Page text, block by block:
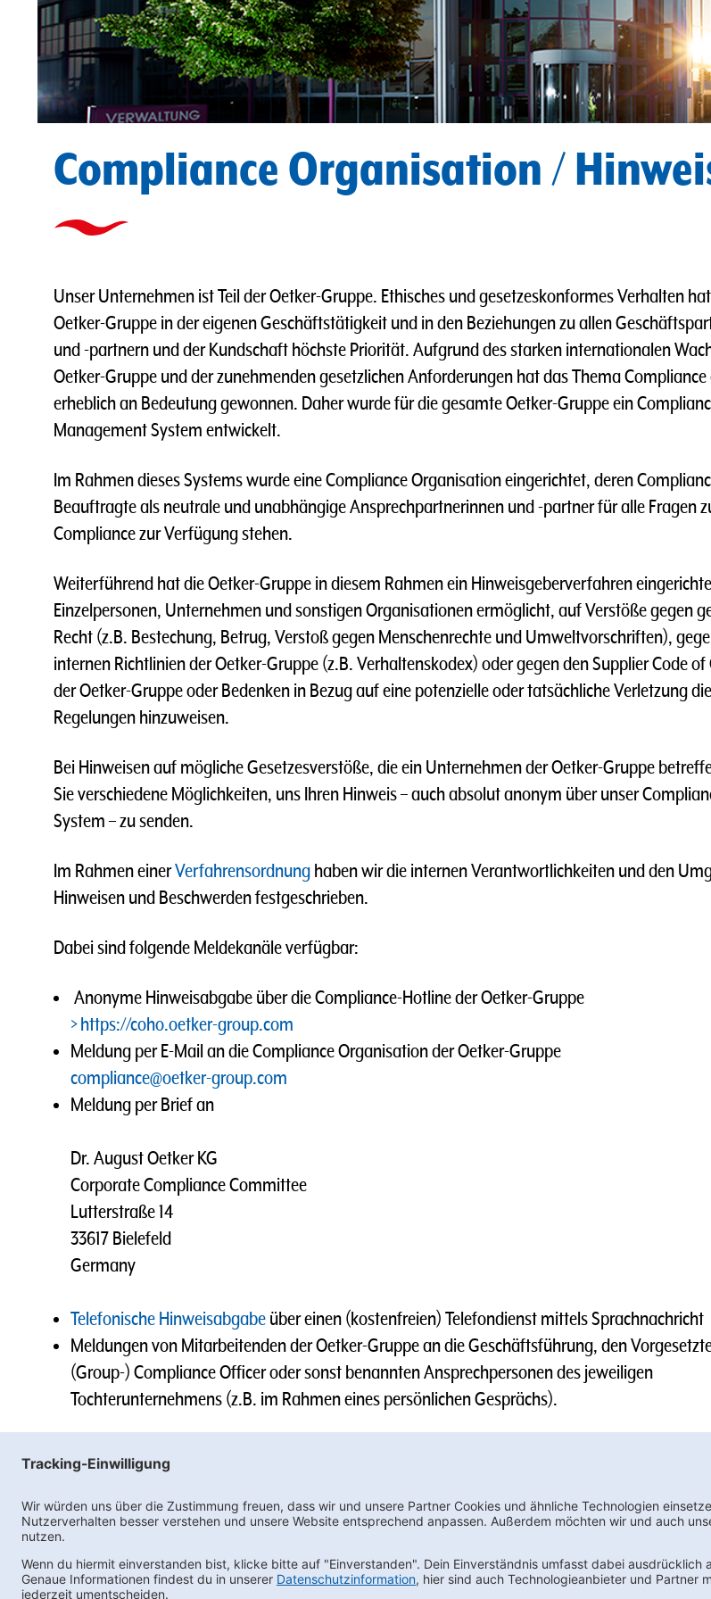
Compliance Organisation /
Unser Unternehmen ist Teil der Oetker-Gruppe. Ethisches und gesetzeskonformes Verhalten
Oetker-Gruppe in der eigenen Geschäftstätigkeit und in den Beziehungen zu allen
und -partnern und der Kundschaft höchste Priorität. Aufgrund des starken internationalen
Oetker-Gruppe und der zunehmenden gesetzlichen Anforderungen hat das Thema
erheblich an Bedeutung gewonnen. Daher wurde für die gesamte Oetker-Gruppe ein
Management System entwickelt.
Im Rahmen dieses Systems wurde eine Compliance Organisation eingerichtet, deren
Beauftragte als neutrale und unabhängige Ansprechpartnerinnen und -partner für alle Fragen
Compliance zur Verfügung stehen.
Weiterführend hat die Oetker-Gruppe in diesem Rahmen ein Hinweisgeberverfahren
Einzelpersonen, Unternehmen und sonstigen Organisationen ermöglicht, auf Verstöße gegen
Recht (z.B. Bestechung, Betrug, Verstoß gegen Menschenrechte und Umweltvorschriften),
internen Richtlinien der Oetker-Gruppe (z.B. Verhaltenskodex) oder gegen den Supplier Code
der Oetker-Gruppe oder Bedenken in Bezug auf eine potenzielle oder tatsächliche Verletzung
Regelungen hinzuweisen.
Bei Hinweisen auf mögliche Gesetzesverstöße, die ein Unternehmen der Oetker-Gruppe
Sie verschiedene Möglichkeiten, uns Ihren Hinweis – auch absolut anonym über unser
System – zu senden.
Im Rahmen einerVerfahrensordnung haben wir die internen Verantwortlichkeiten und den
Hinweisen und Beschwerden festgeschrieben.
Dabei sind folgende Meldekanäle verfügbar:
Anonyme Hinweisabgabe über die Compliance-Hotline der Oetker-Gruppe
https://coho.oetker-group.com
Meldung per E-Mail an die Compliance Organisation der Oetker-Gruppe
compliance@oetker-group.com
Meldung per Brief an
Dr. August Oetker KG
Corporate Compliance Committee
Lutterstraße 14
33617 Bielefeld
Germany
Telefonische Hinweisabgabe über einen (kostenfreien) Telefondienst mittels Sprachnachricht
Meldungen von Mitarbeitenden der Oetker-Gruppe an die Geschäftsführung, den
(Group-) Compliance Officer oder sonst benannten Ansprechpersonen des jeweiligen
Tochterunternehmens (z.B. im Rahmen eines persönlichen Gesprächs).
Wir werden den Vorgang sorgfältig prüfen und die erforderlichen Maßnahmen ergreifen.
Newsletter bestellen